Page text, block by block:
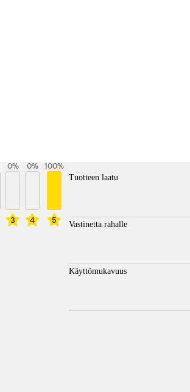
3
0%
4
0%
5
100%
Tuotteen laatu
Vastinetta rahalle
Käyttömukavuus